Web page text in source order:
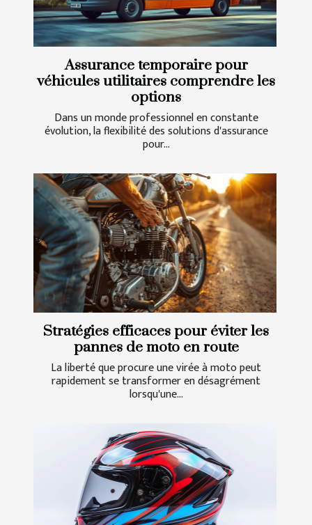
Assurance temporaire pour
véhicules utilitaires comprendre les
options
Dans un monde professionnel en constante
évolution, la flexibilité des solutions d'assurance
pour...
Stratégies efficaces pour éviter les
pannes de moto en route
La liberté que procure une virée à moto peut
rapidement se transformer en désagrément
lorsqu'une...